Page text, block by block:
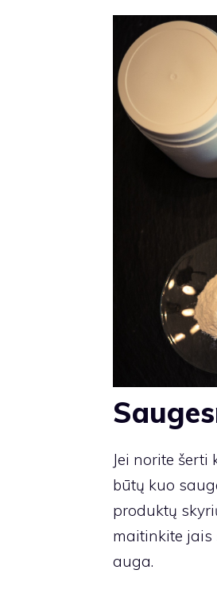
Jei norite
būtų kuo
produktų
maitinkite jais
auga.